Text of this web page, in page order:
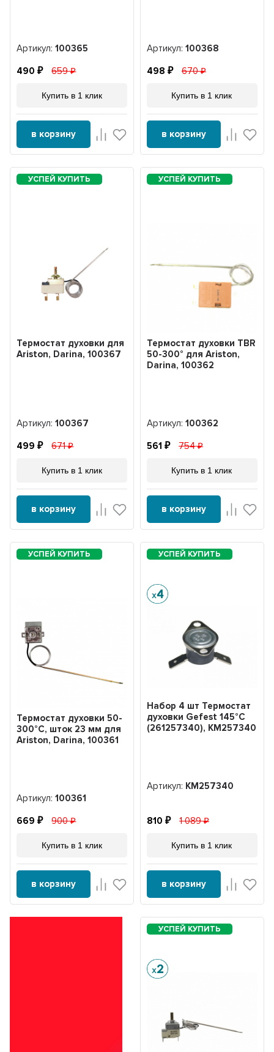
Артикул:100365
490 659
Купить в 1 клик
в корзину
Артикул: 100368
498 670
Купить в 1 клик
в корзину
Термостат духовки для
Ariston, Darina, 100367
Артикул:100367
499 671
Купить в 1 клик
в корзину
Термостат духовки TBR
50-300° для Ariston,
Darina, 100362
Артикул: 100362
561 754
Купить в 1 клик
в корзину
Термостат духовки 50-
300°С, шток 23 мм для
Ariston, Darina, 100361
Артикул:100361
669 900
Купить в 1 клик
в корзину
Набор 4 шт Термостат
духовки Gefest 145°С
(261257340), KM257340
Артикул: KM257340
810 1 089
Купить в 1 клик
в корзину